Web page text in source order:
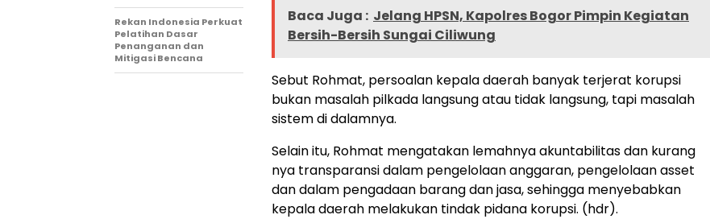
Baca Juga : Jelang HPSN, Kapolres Bogor Pimpin Kegiatan
Bersih-Bersih Sungai Ciliwung
Sebut Rohmat, persoalan kepala daerah banyak terjerat korupsi
bukan masalah pilkada langsung atau tidak langsung, tapi masalah
sistem di dalamnya.
Selain itu, Rohmat mengatakan lemahnya akuntabilitas dan kurang
nya transparansi dalam pengelolaan anggaran, pengelolaan asset
dan dalam pengadaan barang dan jasa, sehingga menyebabkan
kepala daerah melakukan tindak pidana korupsi. (hdr).
Rekan Indonesia Perkuat
Pelatihan Dasar
Penanganan dan
Mitigasi Bencana